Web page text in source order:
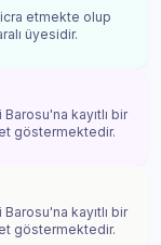
etmekte olup
üyesidir.
kayıtlı bir
göstermektedir.
kayıtlı bir
göstermektedir.